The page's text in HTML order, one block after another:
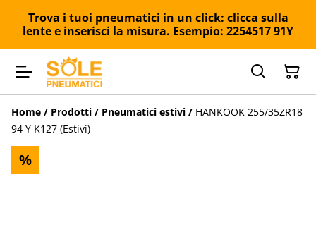
Trova i tuoi pneumatici in un click: clicca sulla
lente e inserisci la misura. Esempio: 2254517 91Y
Home / Prodotti / Pneumatici estivi / HANKOOK 255/35ZR18
94 Y K127 (Estivi)
%